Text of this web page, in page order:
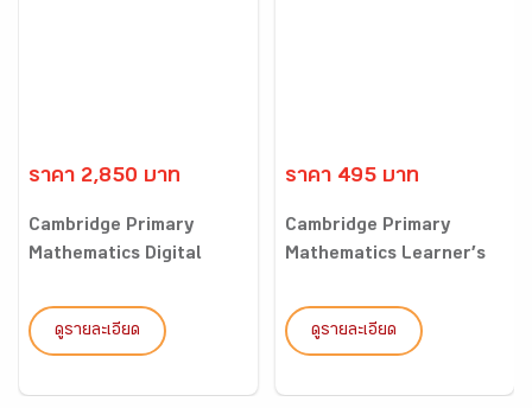
ราคา 2,850 บาท
Cambridge Primary
Mathematics Digital
ดูรายละเอียด
ราคา 495 บาท
Cambridge Primary
Mathematics Learner’s
ดูรายละเอียด